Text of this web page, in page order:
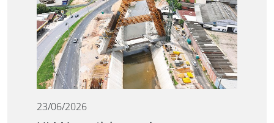
23/06/2026